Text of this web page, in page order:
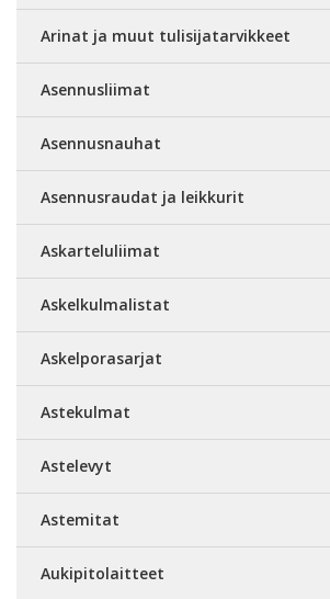
Arinat ja muut tulisijatarvikkeet
Asennusliimat
Asennusnauhat
Asennusraudat ja leikkurit
Askarteluliimat
Askelkulmalistat
Askelporasarjat
Astekulmat
Astelevyt
Astemitat
Aukipitolaitteet